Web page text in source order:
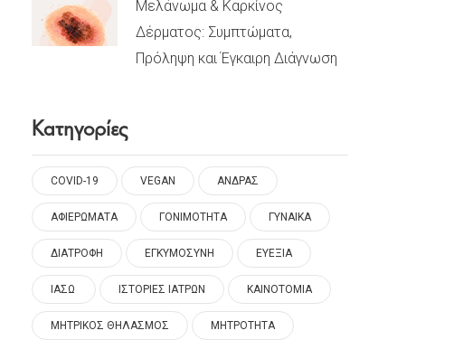
Μελάνωμα & Καρκίνος
Δέρματος: Συμπτώματα,
Πρόληψη και Έγκαιρη Διάγνωση
Κατηγορίες
COVID-19 VEGAN ΑΝΔΡΑΣ
ΑΦΙΕΡΩΜΑΤΑ ΓΟΝΙΜΟΤΗΤΑ ΓΥΝΑΙΚΑ
ΔΙΑΤΡΟΦΗ ΕΓΚΥΜΟΣΥΝΗ ΕΥΕΞΙΑ
ΙΑΣΩ ΙΣΤΟΡΙΕΣ ΙΑΤΡΩΝ ΚΑΙΝΟΤΟΜΙΑ
ΜΗΤΡΙΚΟΣ ΘΗΛΑΣΜΟΣ ΜΗΤΡΟΤΗΤΑ